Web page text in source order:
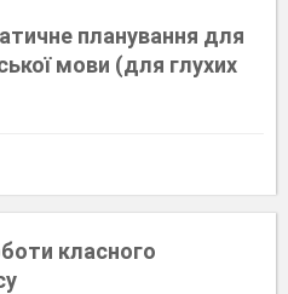
планування для
мови (для глухих
класного